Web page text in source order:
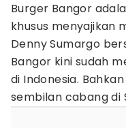
Burger Bangor
khusus menyajikan
Denny Sumargo
Bangor kini sudah
di Indonesia.
sembilan cabang di